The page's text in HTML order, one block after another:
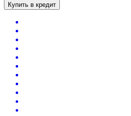
Купить в кредит